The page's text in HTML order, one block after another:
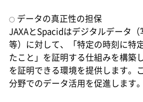
○データの真正性の担保
JAXAとSpacidはデジタルデータ
等）に対して、「特定の時刻に特
たこと」を証明する仕組みを構築
を証明できる環境を提供します。
分野でのデータ活用を促進します。